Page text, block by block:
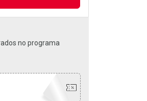
no programa